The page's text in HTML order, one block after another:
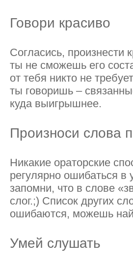
Говори красиво
Согласись, произнести
ты не сможешь его
от тебя никто не
ты говоришь –
куда выигрышнее.
Произноси слова
Никакие ораторские
регулярно ошибаться в
запомни, что в слове
слог.;) Список других
ошибаются, можешь
Умей слушать